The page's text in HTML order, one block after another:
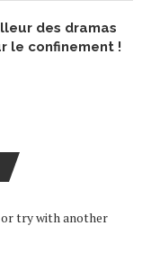
des dramas
le confinement !
or try with another